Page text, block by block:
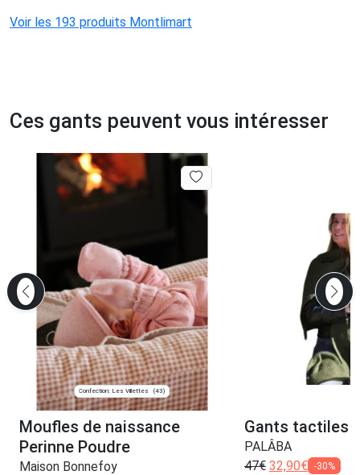
Voir les 193 produits Montlimart
Ces gants peuvent vous intéresser
Confection: Les Villettes (43)
Moufles de naissance
Perinne Poudre
Maison Bonnefoy
Gants tactiles
PALÂBA
47€ 32,90€ -30%